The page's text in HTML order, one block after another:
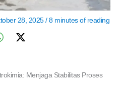
28, 2025/8 minutes of reading
Menjaga Stabilitas Proses